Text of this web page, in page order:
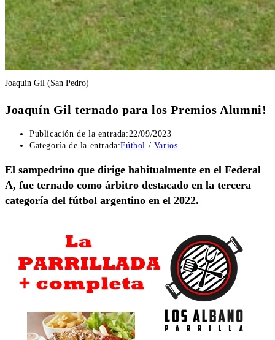
Joaquín Gil (San Pedro)
Joaquín Gil ternado para los Premios Alumni!
Publicación de la entrada:22/09/2023
Categoría de la entrada:Fútbol / Varios
El sampedrino que dirige habitualmente en el Federal
A, fue ternado como árbitro destacado en la tercera
categoría del fútbol argentino en el 2022.